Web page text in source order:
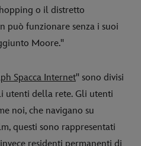
o il distretto
può funzionare senza i suoi
Moore."
Spacca Internet" sono divisi
utenti della rete. Gli utenti
noi, che navigano su
questi sono rappresentati
residenti permanenti di